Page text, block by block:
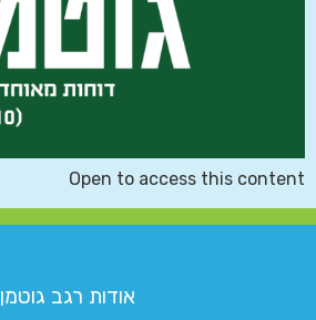
Open to access this content
אודות רגב גוטמן